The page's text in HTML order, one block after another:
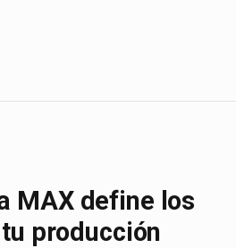
MAX define los
producción